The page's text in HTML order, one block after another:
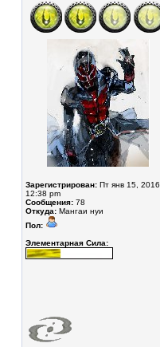
Зарегистрирован: Пт янв 15, 2016
12:38 pm
Сообщения: 78
Откуда: Мангаи нуи
Пол:
Элементарная Сила: